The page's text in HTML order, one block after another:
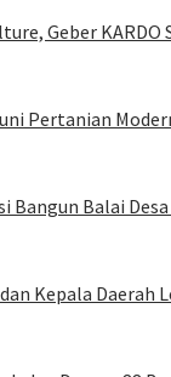
Geber KARDO
Pertanian
Bangun Balai
Kepala Daerah